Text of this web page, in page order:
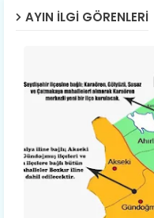
AYIN İLGI GÖRENLERI